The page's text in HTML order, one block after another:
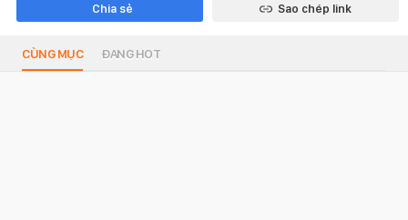
Chia sẻ Sao chép link
CÙNG MỤC ĐANG HOT